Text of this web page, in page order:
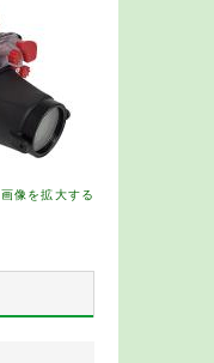
画像を拡大する